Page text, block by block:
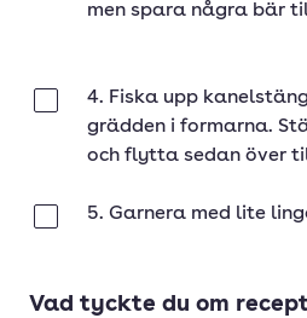
men spara några bär
4. Fiska upp
grädden i formarna.
och flytta sedan över
5. Garnera med lite
Vad tyckte du om